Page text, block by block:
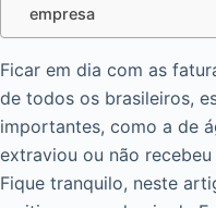
empresa
Ficar em dia com as
de todos os brasileiros,
importantes, como a de
extraviou ou não
Fique tranquilo, neste